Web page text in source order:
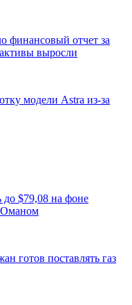
финансовый отчет за
выросли
модели Astra из-за
до $79,08 на фоне
Оманом
готов поставлять газ